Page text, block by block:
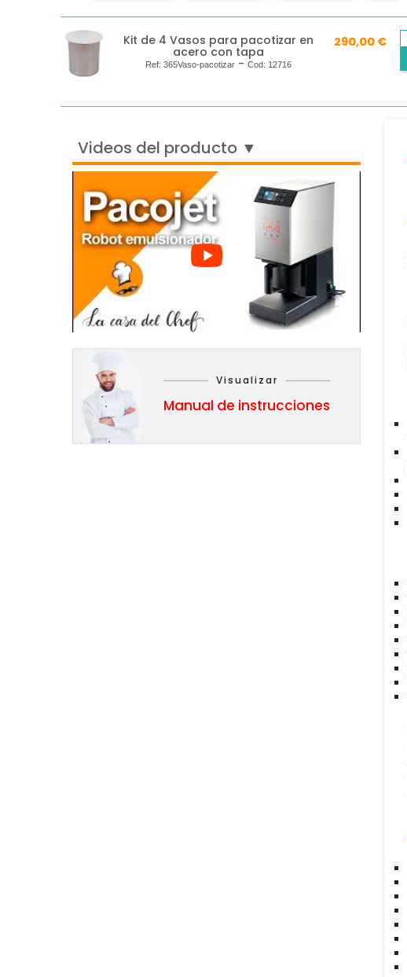
Kit de 4 Vasos para pacotizar en
acero con tapa
Ref: 365Vaso-pacotizar - Cod: 12716
290,00 €
Videos del producto ▼
Visualizar
Manual de instrucciones